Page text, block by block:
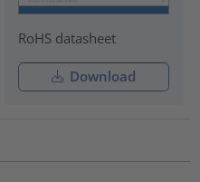
RoHS datasheet
Download